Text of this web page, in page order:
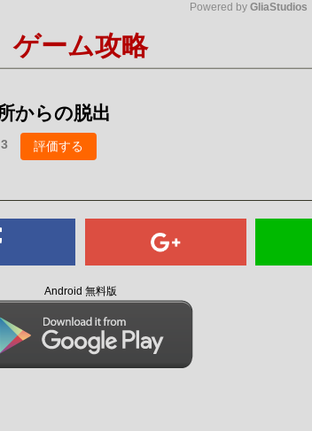
Powered by GliaStudios
ゲーム攻略
からの脱出
評価する
Android 無料版